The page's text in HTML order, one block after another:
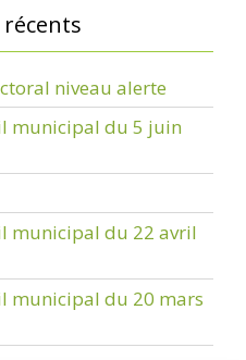
niveau alerte
municipal du 5 juin
municipal du 22 avril
municipal du 20 mars